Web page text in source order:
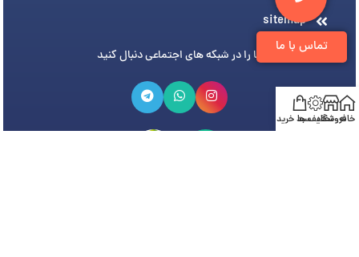
تماس با ما
sitemap
ما را در شبکه های اجتماعی دنبال کنید
خانهفروشگاه
تخفیف هاسبد خرید